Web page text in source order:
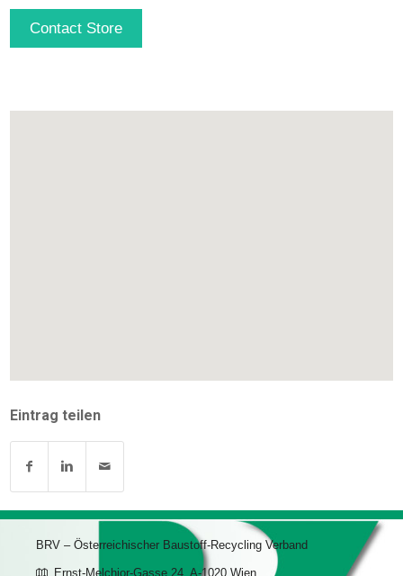
Contact Store
Eintrag teilen
BRV – Österreichischer Baustoff-Recycling Verband
Ernst-Melchior-Gasse 24, A-1020 Wien